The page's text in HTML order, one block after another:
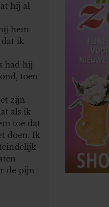
hij al
hem
ik
had hij
toen
zijn
als ik
toe dat
doen. Ik
de pijn